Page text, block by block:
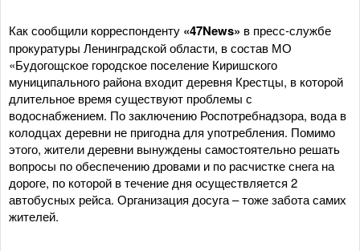
Как сообщили корреспонденту «47News» в пресс-службе
прокуратуры Ленинградской области, в состав МО
«Будогощское городское поселение Киришского
муниципального района входит деревня Крестцы, в которой
длительное время существуют проблемы с
водоснабжением. По заключению Роспотребнадзора, вода в
колодцах деревни не пригодна для употребления. Помимо
этого, жители деревни вынуждены самостоятельно решать
вопросы по обеспечению дровами и по расчистке снега на
дороге, по которой в течение дня осуществляется 2
автобусных рейса. Организация досуга – тоже забота самих
жителей.